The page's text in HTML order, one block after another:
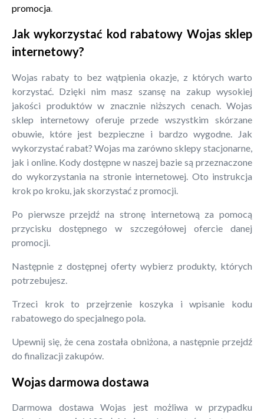
promocja
Jak wykorzystać kod rabatowy Wojas sklep
internetowy?
Wojas rabaty to bez wątpienia okazje, z których warto
korzystać. Dzięki nim masz szansę na zakup wysokiej
jakości produktów w znacznie niższych cenach. Wojas
sklep internetowy oferuje przede wszystkim skórzane
obuwie, które jest bezpieczne i bardzo wygodne. Jak
wykorzystać rabat? Wojas ma zarówno sklepy stacjonarne,
jak i online. Kody dostępne w naszej bazie są przeznaczone
do wykorzystania na stronie internetowej. Oto instrukcja
krok po kroku, jak skorzystać z promocji.
Po pierwsze przejdź na stronę internetową za pomocą
przycisku dostępnego w szczegółowej ofercie danej
promocji.
Następnie z dostępnej oferty wybierz produkty, których
potrzebujesz.
Trzeci krok to przejrzenie koszyka i wpisanie kodu
rabatowego do specjalnego pola.
Upewnij się, że cena została obniżona, a następnie przejdź
do finalizacji zakupów.
Wojas darmowa dostawa
Darmowa dostawa Wojas jest możliwa w przypadku